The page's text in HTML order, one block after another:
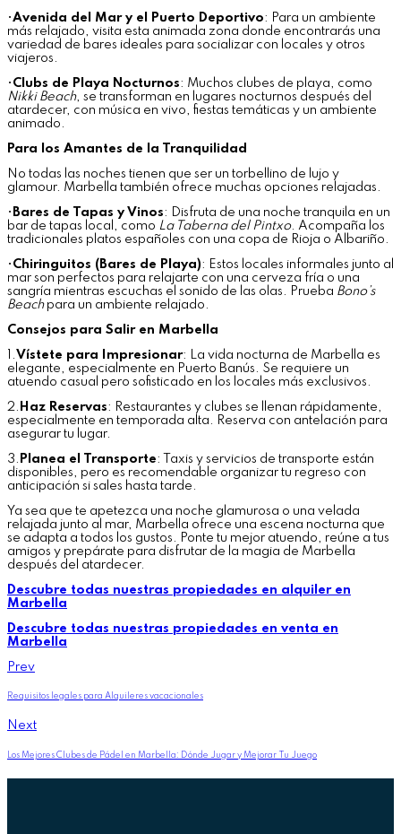
•Avenida del Mar y el Puerto Deportivo: Para un ambiente
más relajado, visita esta animada zona donde encontrarás una
variedad de bares ideales para socializar con locales y otros
viajeros.
• Clubs de Playa Nocturnos: Muchos clubes de playa, como
Nikki Beach, se transforman en lugares nocturnos después del
atardecer, con música en vivo, fiestas temáticas y un ambiente
animado.
Para los Amantes de la Tranquilidad
No todas las noches tienen que ser un torbellino de lujo y
glamour. Marbella también ofrece muchas opciones relajadas.
• Bares de Tapas y Vinos: Disfruta de una noche tranquila en un
bar de tapas local, como La Taberna del Pintxo. Acompaña los
tradicionales platos españoles con una copa de Rioja o Albariño.
• Chiringuitos (Bares de Playa): Estos locales informales junto al
mar son perfectos para relajarte con una cerveza fría o una
sangría mientras escuchas el sonido de las olas. Prueba Bono’s
Beachpara un ambiente relajado.
Consejos para Salir en Marbella
Vístete para Impresionar: La vida nocturna de Marbella es
elegante, especialmente en Puerto Banús. Se requiere un
atuendo casual pero sofisticado en los locales más exclusivos.
2.
Haz Reservas: Restaurantes y clubes se llenan rápidamente,
especialmente en temporada alta. Reserva con antelación para
asegurar tu lugar.
3.
Planea el Transporte: Taxis y servicios de transporte están
disponibles, pero es recomendable organizar tu regreso con
anticipación si sales hasta tarde.
Ya sea que te apetezca una noche glamurosa o una velada
relajada junto al mar, Marbella ofrece una escena nocturna que
se adapta a todos los gustos. Ponte tu mejor atuendo, reúne a tus
amigos y prepárate para disfrutar de la magia de Marbella
después del atardecer.
Descubre todas nuestras propiedades en alquiler en
Marbella
Descubre todas nuestras propiedades en venta en
Marbella
Prev
Requisitos legales para Alquileres vacacionales
Next
Los Mejores Clubes de Pádel en Marbella: Dónde Jugar y Mejorar Tu Juego